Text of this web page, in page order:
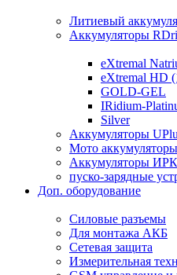
Литиевый
Аккумуляторы
eXtremal
eXtremal HD
GOLD-GEL
IRidium-
Silver
Аккумуляторы
Мото
Аккумуляторы
пуско-зарядные
Доп. оборудование
Силовые разъемы
Для монтажа АКБ
Сетевая защита
Измерительная